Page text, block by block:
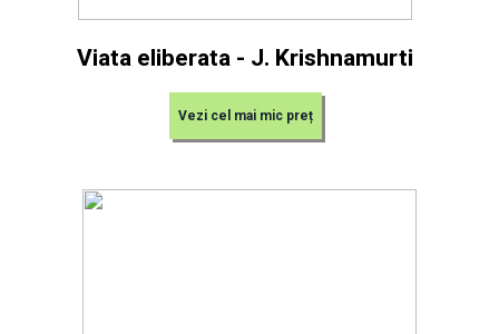
Viata eliberata - J. Krishnamurti
Vezi cel mai mic preț